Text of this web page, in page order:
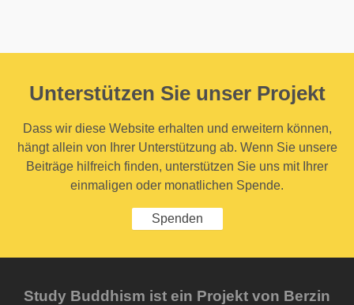
Unterstützen Sie unser Projekt
Dass wir diese Website erhalten und erweitern können,
hängt allein von Ihrer Unterstützung ab. Wenn Sie unsere
Beiträge hilfreich finden, unterstützen Sie uns mit Ihrer
einmaligen oder monatlichen Spende.
Spenden
Study Buddhism ist ein Projekt von Berzin